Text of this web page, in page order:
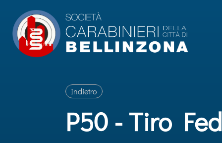
Indietro
P50 - Tiro